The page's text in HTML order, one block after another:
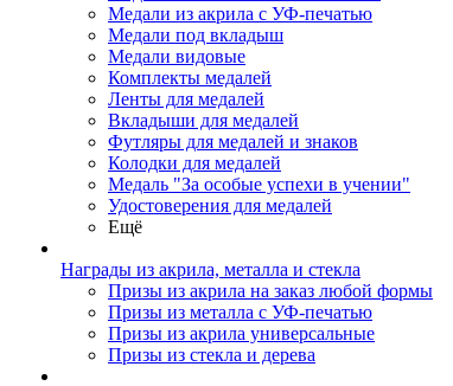
Медали из акрила с УФ-печатью
Медали под вкладыш
Медали видовые
Комплекты медалей
Ленты для медалей
Вкладыши для медалей
Футляры для медалей и знаков
Колодки для медалей
Медаль "За особые успехи в учении"
Удостоверения для медалей
Ещё
Награды из акрила, металла и стекла
Призы из акрила на заказ любой формы
Призы из металла с УФ-печатью
Призы из акрила универсальные
Призы из стекла и дерева